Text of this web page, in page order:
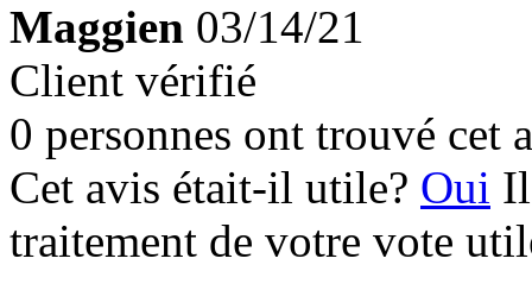
Maggien 03/14/21
Client vérifié
0 personnes ont trouvé cet
Cet avis était-il utile? Oui
traitement de votre vote